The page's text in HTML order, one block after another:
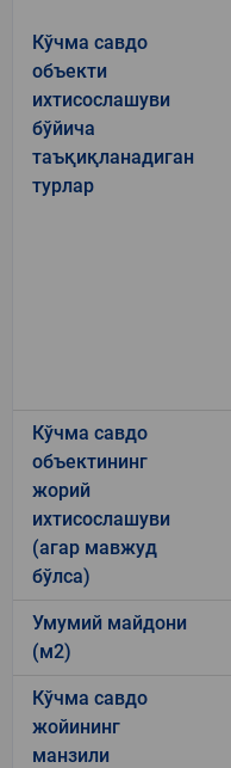
Кўчма савдо
объекти
ихтисослашуви
бўйича
таъқиқланадиган
турлар
Кўчма савдо
объектининг
жорий
ихтисослашуви
(агар мавжуд
бўлса)
Умумий майдони
(м2)
Кўчма савдо
жойининг
манзили